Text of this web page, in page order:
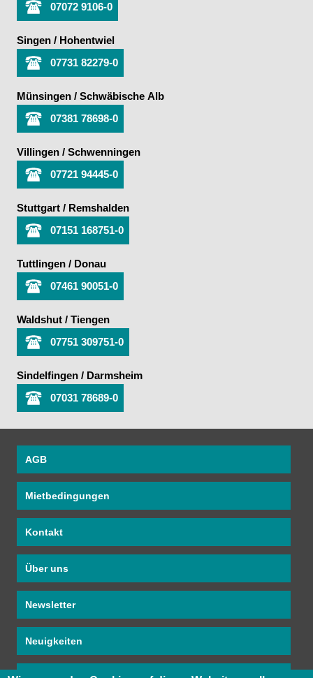
07072 9106-0
Singen / Hohentwiel
07731 82279-0
Münsingen / Schwäbische Alb
07381 78698-0
Villingen / Schwenningen
07721 94445-0
Stuttgart / Remshalden
07151 168751-0
Tuttlingen / Donau
07461 90051-0
Waldshut / Tiengen
07751 309751-0
Sindelfingen / Darmsheim
07031 78689-0
AGB
Mietbedingungen
Kontakt
Über uns
Newsletter
Neuigkeiten